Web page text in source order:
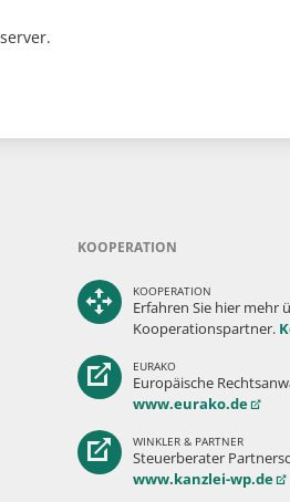
KOOPERATION
KOOPERATION
Erfahren Sie hier mehr
Kooperationspartner.
EURAKO
Europäische
www.eurako.de
WINKLER & PARTNER
Steuerberater
www.kanzlei-wp.de